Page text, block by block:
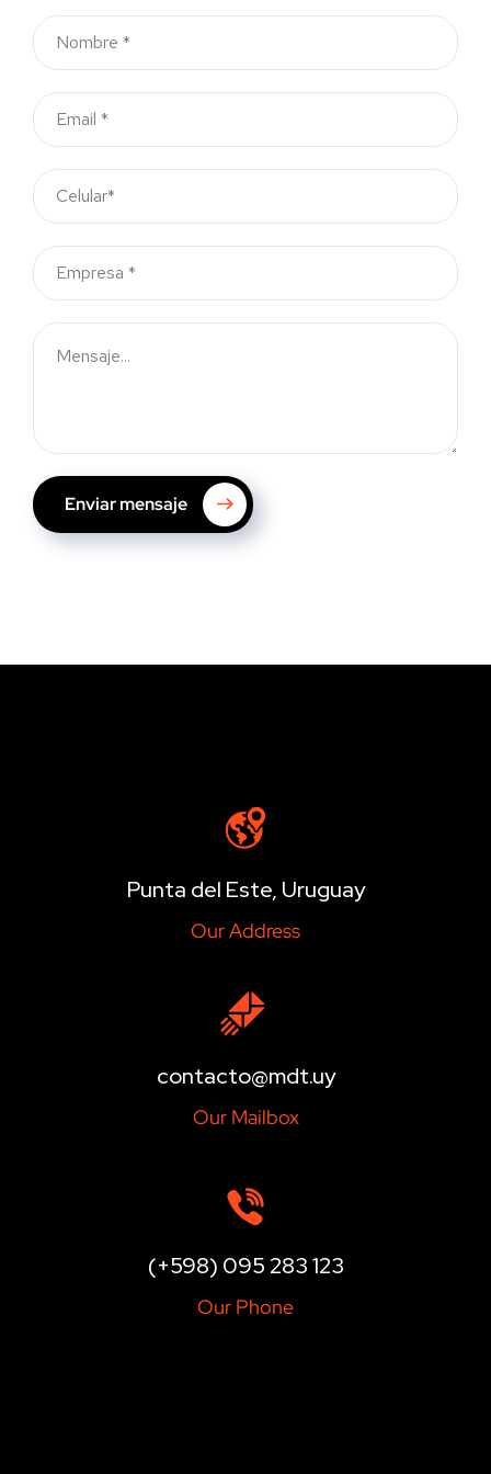
Enviar mensaje
Punta del Este, Uruguay
Our Address
contacto@mdt.uy
Our Mailbox
(+598) 095 283 123
Our Phone